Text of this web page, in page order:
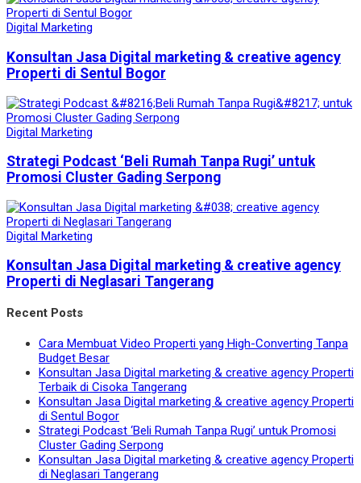
Digital Marketing
Konsultan Jasa Digital marketing & creative agency
Properti di Sentul Bogor
Digital Marketing
Strategi Podcast ‘Beli Rumah Tanpa Rugi’ untuk
Promosi Cluster Gading Serpong
Digital Marketing
Konsultan Jasa Digital marketing & creative agency
Properti di Neglasari Tangerang
Recent Posts
Cara Membuat Video Properti yang High-Converting Tanpa
Budget Besar
Konsultan Jasa Digital marketing & creative agency Properti
Terbaik di Cisoka Tangerang
Konsultan Jasa Digital marketing & creative agency Properti
di Sentul Bogor
Strategi Podcast ‘Beli Rumah Tanpa Rugi’ untuk Promosi
Cluster Gading Serpong
Konsultan Jasa Digital marketing & creative agency Properti
di Neglasari Tangerang